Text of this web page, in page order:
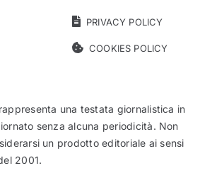
PRIVACY POLICY
COOKIES POLICY
una testata giornalistica in
senza alcuna periodicità. Non
un prodotto editoriale ai sensi
2001.